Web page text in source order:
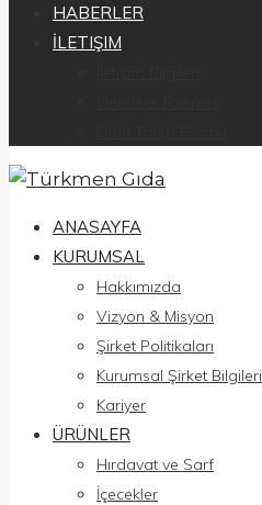
HABERLER
İLETIŞIM
ANASAYFA
KURUMSAL
Hakkımızda
Vizyon & Misyon
Şirket Politikaları
Kurumsal Şirket Bilgileri
Kariyer
ÜRÜNLER
Hırdavat ve Sarf
İçecekler